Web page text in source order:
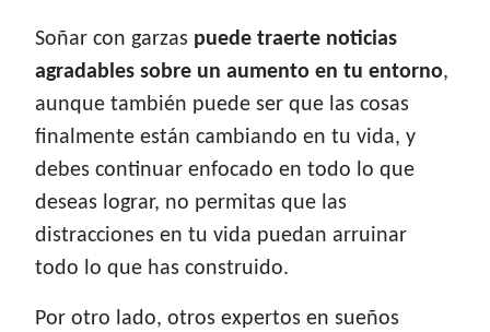
Soñar con garzas puede traerte noticias
agradables sobre un aumento en tu entorno,
aunque también puede ser que las cosas
finalmente están cambiando en tu vida, y
debes continuar enfocado en todo lo que
deseas lograr, no permitas que las
distracciones en tu vida puedan arruinar
todo lo que has construido.
Por otro lado, otros expertos en sueños